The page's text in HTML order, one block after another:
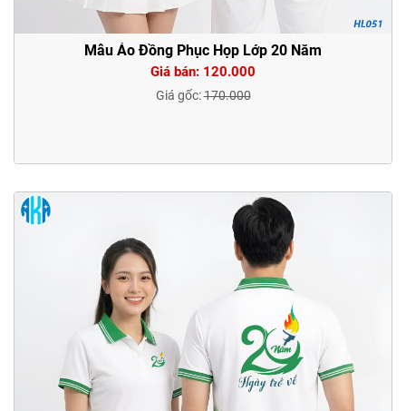
Mẫu Áo Đồng Phục Họp Lớp 20 Năm
Giá bán: 120.000
Giá gốc:170.000